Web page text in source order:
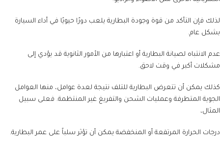
لذلك فإن التأكد من قوة وجودة البطارية يلعب دورًا حيويًا في أداء السيارة
بشكل عام.
عدم الانتباه لصيانة البطارية أو اعتبارها من الأمور الثانوية قد يؤدي إلى
مشكلات أكبر في وقت لاحق.
كذلك يمكن أن تتعرض البطارية للتلف نتيجة لعدة عوامل، منها العوامل
الجوية المتطرفة وعمليات الشحن والتفريغ غير المنتظمة. فعلى سبيل
المثال،
درجات الحرارة المرتفعة أو المنخفضة يمكن أن تؤثر سلباً على عمر البطارية.